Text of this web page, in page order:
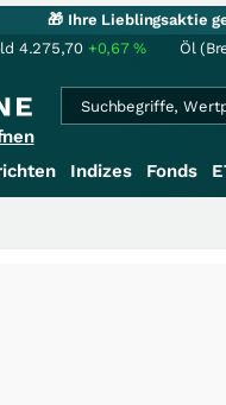
🎁 Ihre Lieblingsaktie
4.275,70 +0,67% Öl
Indizes Fonds